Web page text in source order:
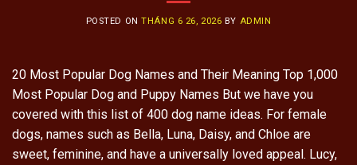
POSTED ONTHÁNG 6 26, 2026 BY ADMIN
20 Most Popular Dog Names and Their Meaning Top 1,000
Most Popular Dog and Puppy Names But we have you
covered with this list of 400 dog name ideas. For female
dogs, names such as Bella, Luna, Daisy, and Chloe are
sweet, feminine, and have a universally loved appeal. Lucy,